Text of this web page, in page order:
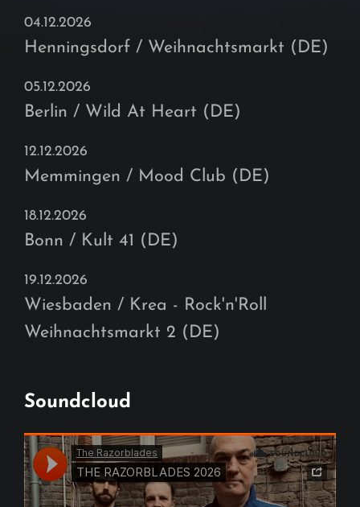
04.12.2026
Henningsdorf / Weihnachtsmarkt (DE)
05.12.2026
Berlin / Wild At Heart (DE)
12.12.2026
Memmingen / Mood Club (DE)
18.12.2026
Bonn / Kult 41 (DE)
19.12.2026
Wiesbaden / Krea - Rock'n'Roll
Weihnachtsmarkt 2 (DE)
Soundcloud